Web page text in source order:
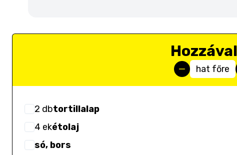
hat főre
2 dbtortillalap
4 ekétolaj
só, bors